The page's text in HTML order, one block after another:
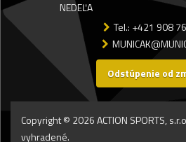
NEDEĽA
Tel.: +421 908
Odstúpenie od
Copyright © 2026 ACTION SPORTS,
vyhradené.